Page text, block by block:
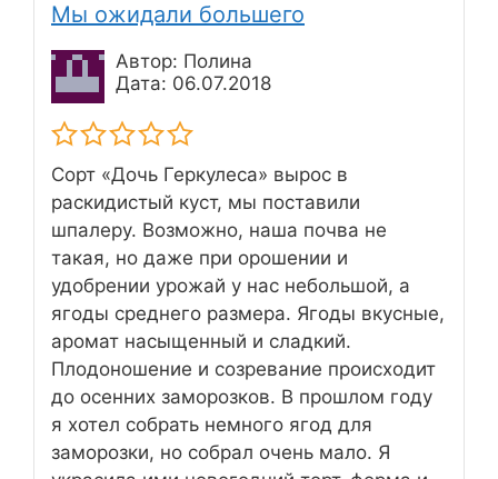
Мы ожидали большего
Автор: Полина
Дата: 06.07.2018
Сорт «Дочь Геркулеса» вырос в
раскидистый куст, мы поставили
шпалеру. Возможно, наша почва не
такая, но даже при орошении и
удобрении урожай у нас небольшой, а
ягоды среднего размера. Ягоды вкусные,
аромат насыщенный и сладкий.
Плодоношение и созревание происходит
до осенних заморозков. В прошлом году
я хотел собрать немного ягод для
заморозки, но собрал очень мало. Я